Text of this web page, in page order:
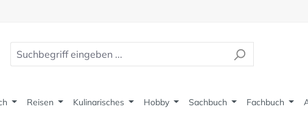
Reisen Kulinarisches Hobby Sachbuch Fachbuch